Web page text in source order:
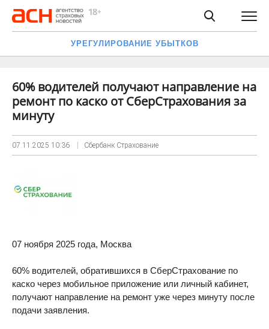
УРЕГУЛИРОВАНИЕ УБЫТКОВ
60% водителей получают направление на
ремонт по каско от СберСтрахования за
минуту
07.11.2025 10:36 Сбербанк Страхование
07 ноября 2025 года, Москва
60% водителей, обратившихся в СберСтрахование по
каско через мобильное приложение или личный кабинет,
получают направление на ремонт уже через минуту после
подачи заявления.